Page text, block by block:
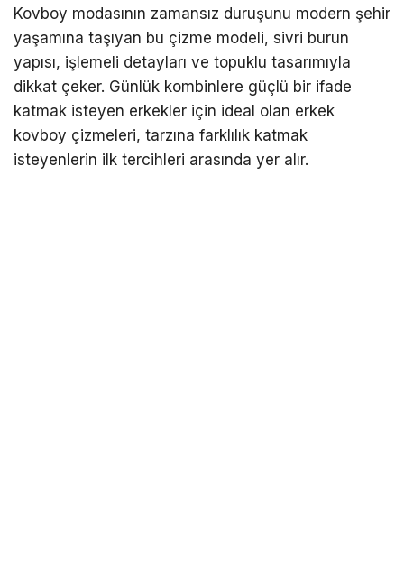
Kovboy modasının zamansız duruşunu modern şehir
yaşamına taşıyan bu çizme modeli, sivri burun
yapısı, işlemeli detayları ve topuklu tasarımıyla
dikkat çeker. Günlük kombinlere güçlü bir ifade
katmak isteyen erkekler için ideal olan erkek
kovboy çizmeleri, tarzına farklılık katmak
isteyenlerin ilk tercihleri arasında yer alır.